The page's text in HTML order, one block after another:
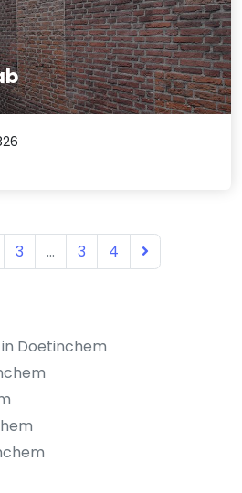
Doetinchem
3 ... 3 4